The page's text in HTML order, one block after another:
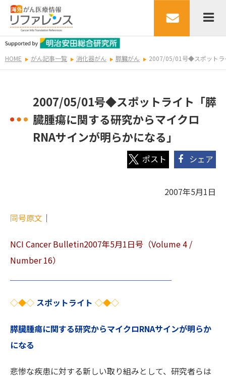
HOME がん記事一覧 消化器がん 膵臓がん 2007/05/01号◆スポットラ
2007/05/01号◆スポットライト「膵
臓腫瘍に関する研究からマイクロ
RNAサインが明らかになる」
シェア
2007年5月1日
同号原文 ｜
NCI Cancer Bulletin2007年5月1日号（Volume 4 /
Number 16）
◇◆◇ スポットライト ◇◆◇
膵臓腫瘍に関する研究からマイクロRNAサインが明らか
になる
悲惨な疾患に対する新しい取り組みとして、研究者らは